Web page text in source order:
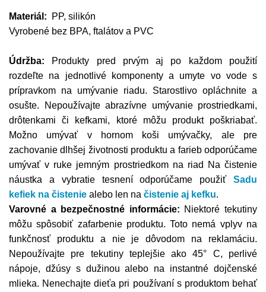
Materiál: PP, silikón
Vyrobené bez BPA, ftalátov a PVC
Údržba: Produkty pred prvým aj po každom použití
rozdeľte na jednotlivé komponenty a umyte vo vode s
prípravkom na umývanie riadu. Starostlivo opláchnite a
osušte. Nepoužívajte abrazívne umývanie prostriedkami,
drôtenkami či kefkami, ktoré môžu produkt poškriabať.
Možno umývať v hornom koši umývačky, ale pre
zachovanie dlhšej životnosti produktu a farieb odporúčame
umývať v ruke jemným prostriedkom na riad
Na čistenie
náustka a vybratie tesnení odporúčame použiť Sadu
kefiek na čistenie alebo len na čistenie aj kefku.
Varovné a bezpečnostné informácie: Niektoré tekutiny
môžu spôsobiť zafarbenie produktu. Toto nemá vplyv na
funkčnosť produktu a nie je dôvodom na reklamáciu.
Nepoužívajte pre tekutiny teplejšie ako 45° C, perlivé
nápoje, džúsy s dužinou alebo na instantné dojčenské
mlieka. Nenechajte dieťa pri používaní s produktom behať